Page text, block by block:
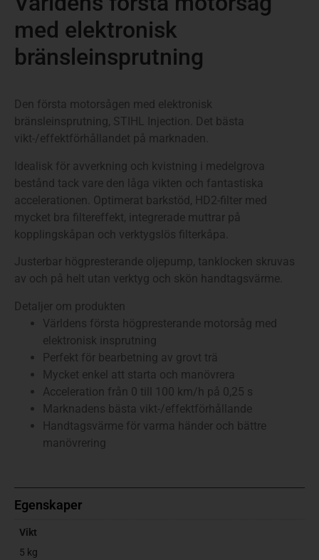
med elektronisk
bränsleinsprutning
Den första motorsågen med elektronisk
bränsleinsprutning, STIHL Injection. Det bästa
vikt-/effektförhållandet på marknaden.
Idealisk för avverkning och kvistning i medelgrova
bestånd tack vare den låga vikten och fantastiska
accelerationen. Optimerat barkstöd, HD2-filter med
mycket bra filtereffekt, integrerade muttrar på
kopplingskåpan och verktygslös filterkåpa.
Justerbar högpresterande oljepump, tanklocken skruvas
av och på helt utan verktyg och skön handtagsvärme.
Detaljer om produkten
Världens första högpresterande motorsåg med
elektronisk insprutning
Perfekt för bearbetning av grovt trä
Mycket enkel att starta och manövrera
Acceleration från 0 till 100 km/h på 0,25 s
Marknadens bästa vikt-/effektförhållande
Handtagsvärme för varma händer och bättre
manövrering
Egenskaper
Vikt
5 kg